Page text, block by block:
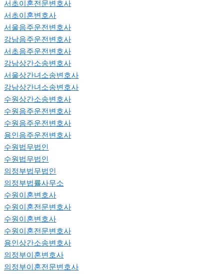
서초이혼전문변호사
서초이혼변호사
서울음주운전변호사
강남음주운전변호사
서초음주운전변호사
강남상간소송변호사
서울상간녀소송변호사
강남상간녀소송변호사
수원상간소송변호사
수원음주운전변호사
수원음주운전변호사
용인음주운전변호사
수원법무법인
수원법무법인
의정부법무법인
의정부법률사무소
수원이혼변호사
수원이혼전문변호사
수원이혼변호사
수원이혼전문변호사
용인상간소송변호사
의정부이혼변호사
의정부이혼전문변호사